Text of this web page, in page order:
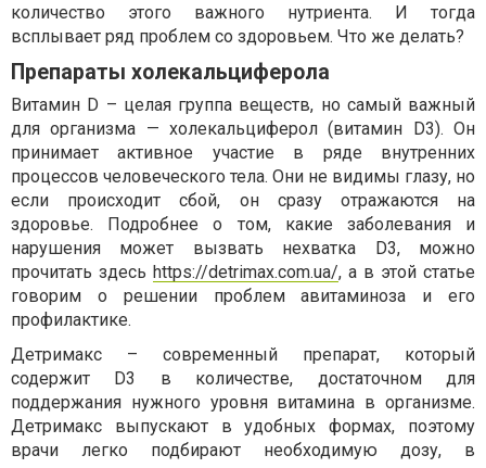
количество этого важного нутриента. И тогда
всплывает ряд проблем со здоровьем. Что же делать?
Препараты холекальциферола
Витамин D – целая группа веществ, но самый важный
для организма — холекальциферол (витамин D3). Он
принимает активное участие в ряде внутренних
процессов человеческого тела. Они не видимы глазу, но
если происходит сбой, он сразу отражаются на
здоровье. Подробнее о том, какие заболевания и
нарушения может вызвать нехватка D3, можно
прочитать здесь https://detrimax.com.ua/, а в этой статье
говорим о решении проблем авитаминоза и его
профилактике.
Детримакс – современный препарат, который
содержит D3 в количестве, достаточном для
поддержания нужного уровня витамина в организме.
Детримакс выпускают в удобных формах, поэтому
врачи легко подбирают необходимую дозу, в